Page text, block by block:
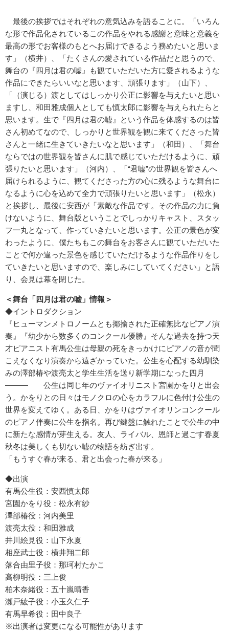
最後の挨拶ではそれぞれの意気込みを語ることに。「いろん
な形で作品化されているこの作品をやれる感謝と意味と意義を
最高の形でお客様のもとへお届けできるよう務めたいと思いま
す」（横井）、「たくさんの愛されている作品だと思うので、
舞台の『四月は君の嘘』も観ていただいた方に愛されるような
作品にできたらいいなと思います、頑張ります」（山下）、
「（演じる）渡としてはしっかり公正に影響を与えたいと思い
ますし、和田雅成個人としても慎太郎に影響を与えられたらと
思います。生で『四月は君の嘘』という作品を体感するのは皆
さん初めてなので、しっかりと世界観を観に来てくださった皆
さんと一緒に生きていきたいなと思います」（和田）、「舞台
ならではの世界観を皆さんに肌で感じていただけるように、頑
張りたいと思います」（河内）、「“君嘘”の世界観を皆さんへ
届けられるように、観てくださった方の心に残るような舞台に
なるように心を込めて全力で頑張りたいと思います」（松永）
と挨拶し、最後に安西が「素敵な作品です。その作品の力に負
けないように、舞台版ということでしっかりキャスト、スタッ
フ一丸となって、作っていきたいと思います。公正の景色が変
わったように、僕たちもこの舞台をお客さんに観ていただいた
ことで何か違った景色を感じていただけるような作品作りをし
ていきたいと思いますので、楽しみにしていてください」と語
り、会見は幕を閉じた。
＜舞台「四月は君の嘘」情報＞
◆イントロダクション
『ヒューマンメトロノームとも揶揄された正確無比なピアノ演
奏』『幼少から数多くのコンクール優勝』そんな過去を持つ天
才ピアニスト有馬公生は母親の死をきっかけにピアノの音が聞
こえなくなり演奏から遠ざかっていた。公生を心配する幼馴染
みの澤部椿や渡亮太と学生生活を送り新学期になった四月
——— 公生は同じ年のヴァイオリニスト宮園かをりと出会
う。かをりとの日々はモノクロの心をカラフルに色付け公生の
世界を変えてゆく。ある日、かをりはヴァイオリンコンクール
のピアノ伴奏に公生を指名。再び鍵盤に触れたことで公生の中
に新たな感情が芽生える。友人、ライバル、恩師と過ごす春夏
秋冬は美しくも切ない嘘の物語を紡ぎ出す。
「もうすぐ春が来る、君と出会った春が来る」
◆出演
有馬公生役：安西慎太郎
宮園かをり役：松永有紗
澤部椿役：河内美里
渡亮太役：和田雅成
井川絵見役：山下永夏
相座武士役：横井翔二郎
落合由里子役：那珂村たかこ
高柳明役：三上俊
柏木奈緒役：五十嵐晴香
瀬戸紘子役：小玉久仁子
有馬早希役：田中良子
※出演者は変更になる可能性があります